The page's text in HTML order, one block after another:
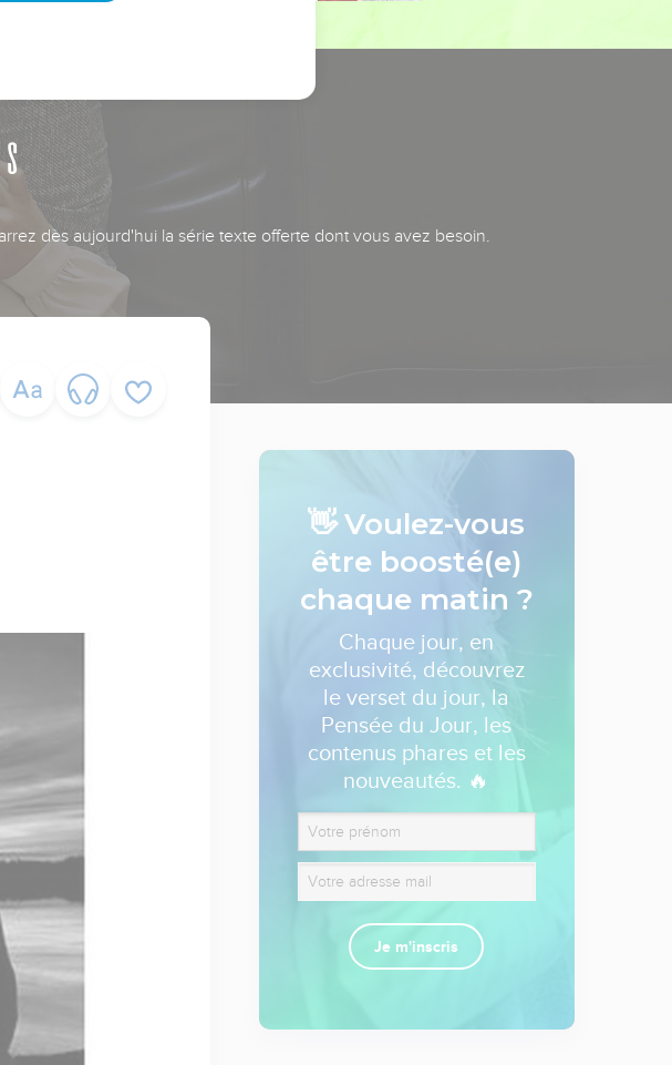
dès aujourd'hui la série texte offerte dont vous avez besoin.
👋 Voulez-vous
être boosté(e)
chaque matin ?
Chaque jour, en
exclusivité, découvrez
le verset du jour, la
Pensée du Jour, les
contenus phares et les
nouveautés. 🔥
Je m'inscris